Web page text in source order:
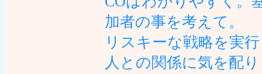
加者の事を考えて。
リスキーな戦略を実
人との関係に気を配